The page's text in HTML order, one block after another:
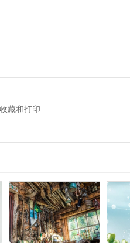
藏和打印